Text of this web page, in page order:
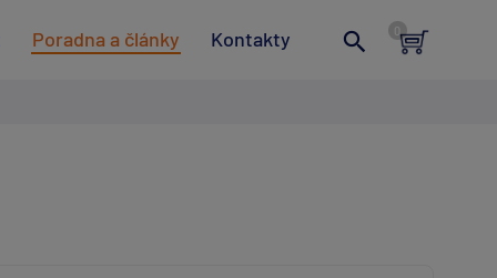
Poradna a články Kontakty